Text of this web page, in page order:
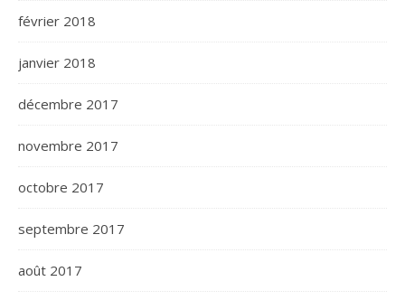
février 2018
janvier 2018
décembre 2017
novembre 2017
octobre 2017
septembre 2017
août 2017